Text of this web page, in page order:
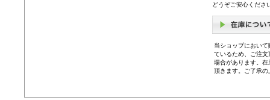
どうぞご安心くださ
当ショップにおい
ているため、ご注
場合があります。
頂きます。ご了承